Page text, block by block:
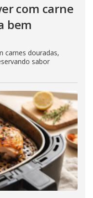
com carne
bem
carnes douradas,
sabor